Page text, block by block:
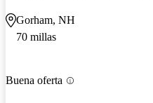
Gorham, NH
70 millas
Buena oferta